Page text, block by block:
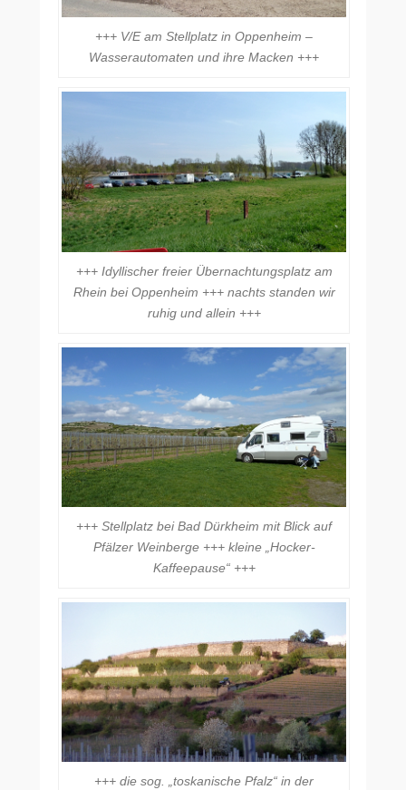
+++ V/E am Stellplatz in Oppenheim –
Wasserautomaten und ihre Macken +++
+++ Idyllischer freier Übernachtungsplatz am
Rhein bei Oppenheim +++ nachts standen wir
ruhig und allein +++
+++ Stellplatz bei Bad Dürkheim mit Blick auf
Pfälzer Weinberge +++ kleine „Hocker-
Kaffeepause“ +++
+++ die sog. „toskanische Pfalz“ in der